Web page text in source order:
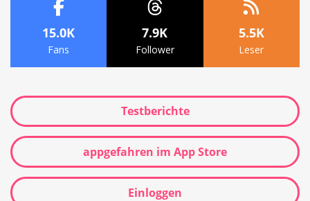
15.0K
Fans
7.9K
Follower
5.5K
Leser
Testberichte
appgefahren im App Store
Einloggen